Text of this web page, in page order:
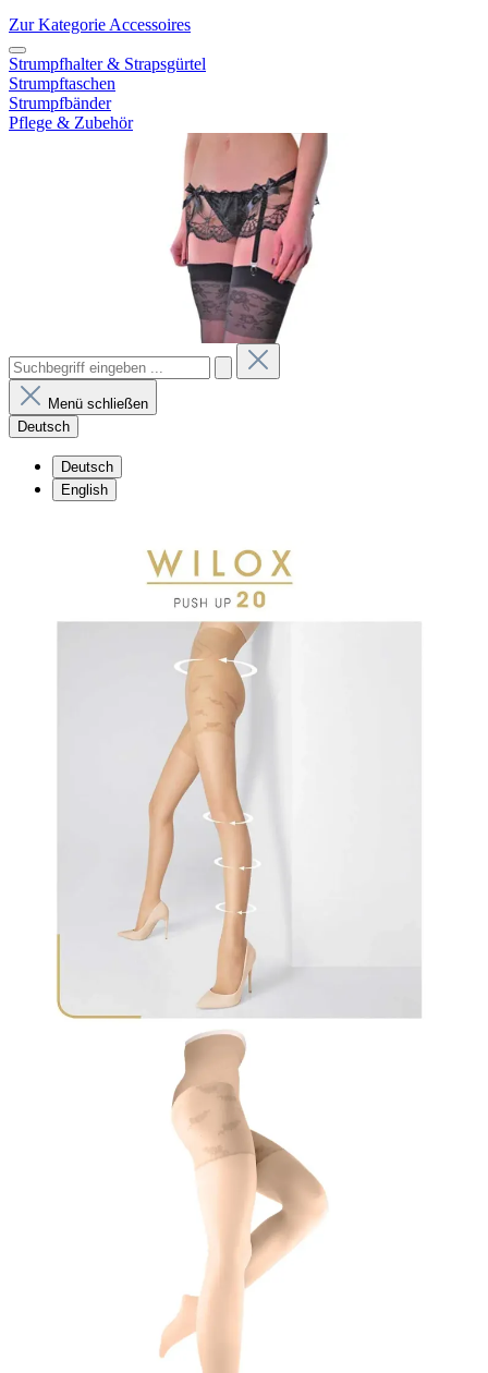
Zur Kategorie Accessoires
Strumpfhalter & Strapsgürtel
Strumpftaschen
Strumpfbänder
Pflege & Zubehör
Menü schließen
Deutsch
Deutsch
English